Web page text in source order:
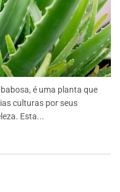
é uma planta que
culturas por seus
Esta...